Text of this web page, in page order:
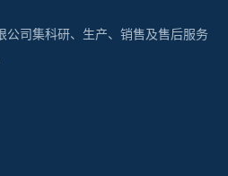
公司集科研、生产、销售及售后服务